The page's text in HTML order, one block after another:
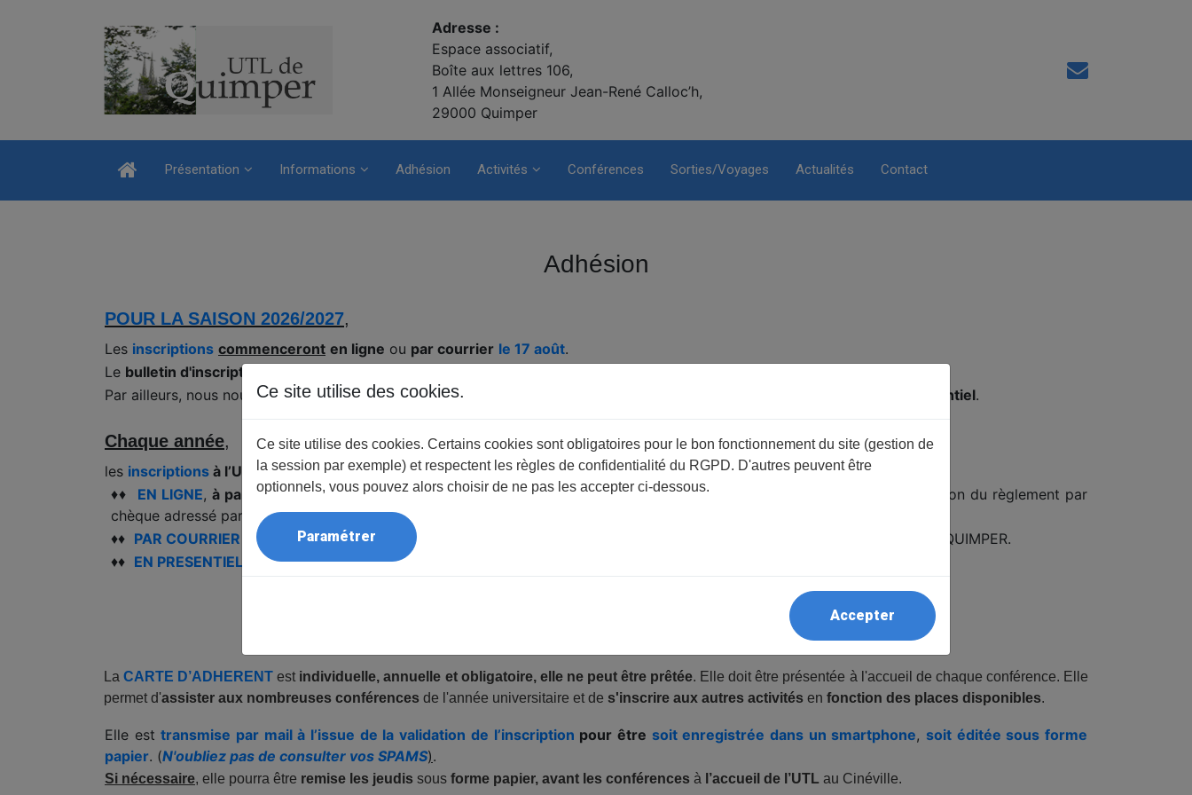
Adresse :
Espace associatif,
Boîte aux lettres 106,
1 Allée Monseigneur Jean-René Calloc’h,
29000 Quimper
Présentation Informations Adhésion Activités Conférences Sorties/Voyages Actualités Contact
Adhésion
POUR LA SAISON 2026/2027,
Les inscriptions commenceront en ligne ou par courrier le 17 août.
Le bulletin d'inscription 26/27
Par ailleurs, nous nous retrouverons le 24 septembre inscriptions en présentiel.
Chaque année,
les inscriptions à l’UTL de Quimper sont possibles sous les formes suivantes :
♦♦ EN LIGNE, à partir du sitede l’UTL (inscription prise en compte uniquement après paiement en ligne,
après réception du règlement par
chèque adressé par courrier à l’adresse de l’UTL)
♦♦ PAR COURRIER à l’ adresse de l’UTL de Quimper
, Boîte aux lettres 106, 1 Allée Monseigneur Jean-René Calloc’h, 29000 QUIMPER.
♦♦ EN PRESENTIEL à l'accueil de l'UTL au Cinéville
PAR COURRIEL OU PAR LE FORMULAIRE DE CONTACT SUR LE SITE.
LaCARTE D’ADHERENT est individuelle, annuelle et obligatoire, elle ne peut être prêtée. Elle doit être présentée à l'accueil de chaque conférence. Elle
permet d'assister aux nombreuses conférences de l'année universitaire et de s'inscrire aux autres activités en fonction des places disponibles.
Elle esttransmise par mail à l’issue de la validation de l’inscription pour être soit enregistrée dans un smartphone, soit éditée sous forme
papier. (N'oubliez pas de consulter vos SPAMS).
Si nécessaire, elle pourra être remise les jeudis sous forme papier, avant les conférences à l’accueil de l’UTL au Cinéville.
Ce site utilise des cookies.
Ce site utilise des cookies. Certains cookies sont obligatoires pour le bon fonctionnement du site (gestion de
la session par exemple) et respectent les règles de confidentialité du RGPD. D'autres peuvent être
optionnels, vous pouvez alors choisir de ne pas les accepter ci-dessous.
Paramétrer
Accepter